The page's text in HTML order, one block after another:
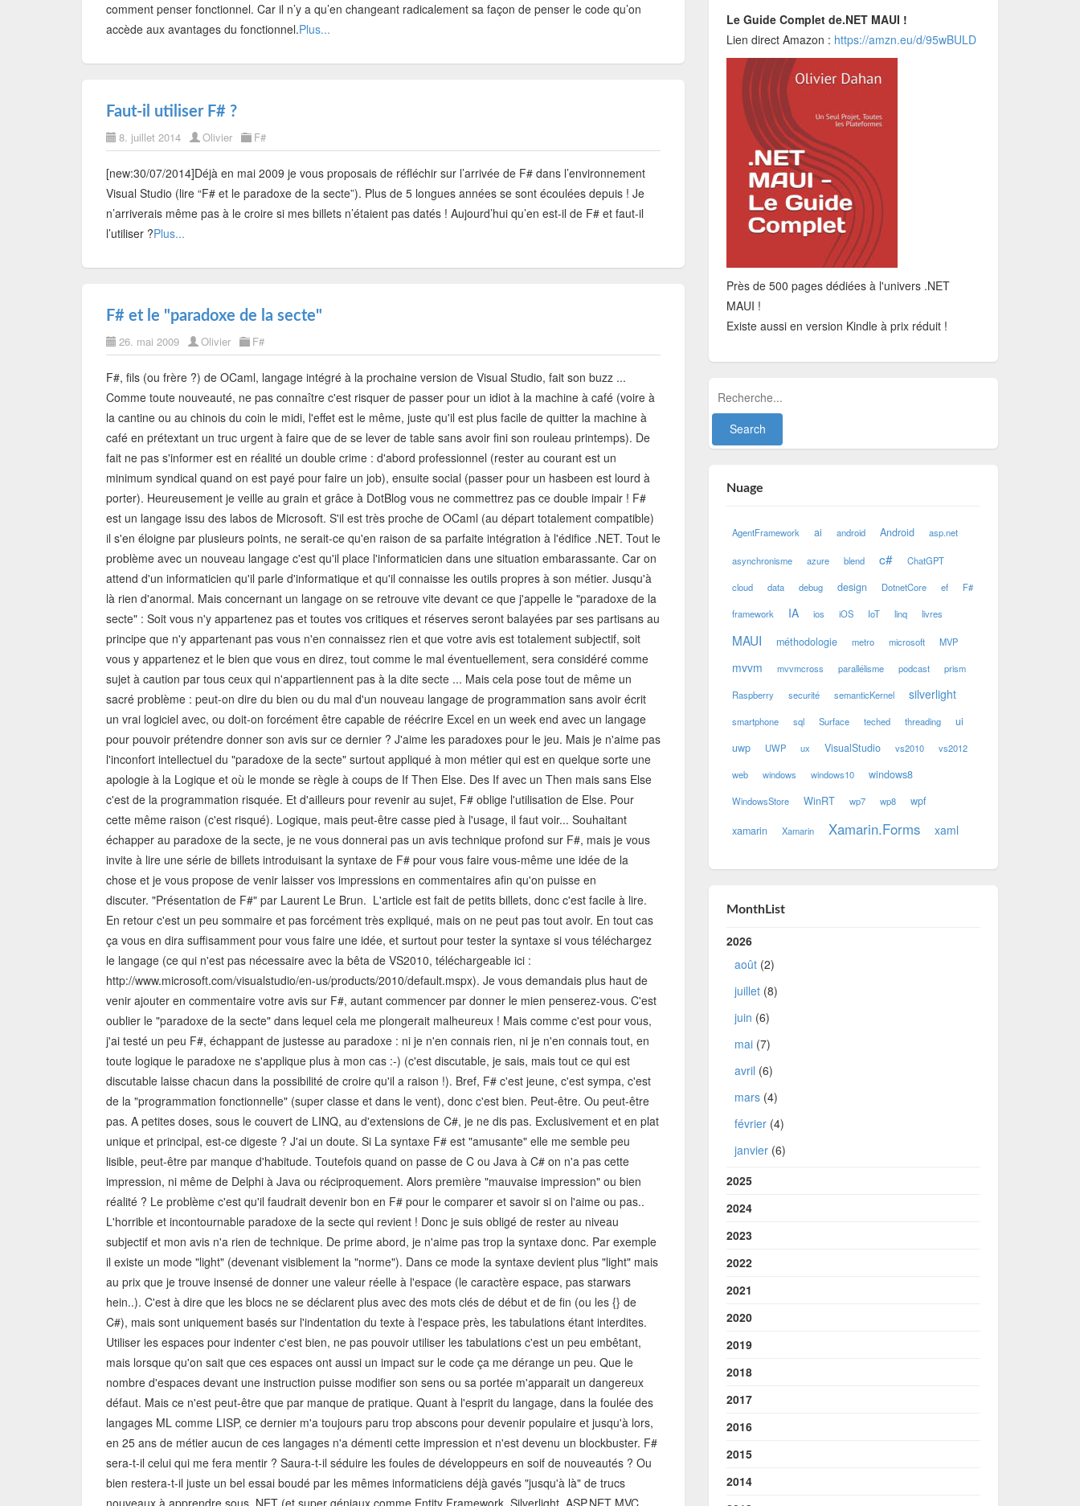
comment penser fonctionnel. Car il n’y a qu’en changeant radicalement sa façon de penser le code qu’on
accède aux avantages du fonctionnel.Plus...
Faut-il utiliser F# ?
8. juillet 2014 Olivier F#
[new:30/07/2014]Déjà en mai 2009 je vous proposais de réfléchir sur l’arrivée de F# dans l’environnement
Visual Studio (lire “F# et le paradoxe de la secte”). Plus de 5 longues années se sont écoulées depuis ! Je
n’arriverais même pas à le croire si mes billets n’étaient pas datés ! Aujourd’hui qu’en est-il de F# et faut-il
l’utiliser ?Plus...
F# et le "paradoxe de la secte"
26. mai 2009 Olivier F#
F#, fils (ou frère ?) de OCaml, langage intégré à la prochaine version de Visual Studio, fait son buzz ...
Comme toute nouveauté, ne pas connaître c'est risquer de passer pour un idiot à la machine à café (voire à
la cantine ou au chinois du coin le midi, l'effet est le même, juste qu'il est plus facile de quitter la machine à
café en prétextant un truc urgent à faire que de se lever de table sans avoir fini son rouleau printemps). De
fait ne pas s'informer est en réalité un double crime : d'abord professionnel (rester au courant est un
minimum syndical quand on est payé pour faire un job), ensuite social (passer pour un hasbeen est lourd à
porter). Heureusement je veille au grain et grâce à DotBlog vous ne commettrez pas ce double impair ! F#
est un langage issu des labos de Microsoft. S'il est très proche de OCaml (au départ totalement compatible)
il s'en éloigne par plusieurs points, ne serait-ce qu'en raison de sa parfaite intégration à l'édifice .NET. Tout le
problème avec un nouveau langage c'est qu'il place l'informaticien dans une situation embarassante. Car on
attend d'un informaticien qu'il parle d'informatique et qu'il connaisse les outils propres à son métier. Jusqu'à
là rien d'anormal. Mais concernant un langage on se retrouve vite devant ce que j'appelle le "paradoxe de la
secte" : Soit vous n'y appartenez pas et toutes vos critiques et réserves seront balayées par ses partisans au
principe que n'y appartenant pas vous n'en connaissez rien et que votre avis est totalement subjectif, soit
vous y appartenez et le bien que vous en direz, tout comme le mal éventuellement, sera considéré comme
sujet à caution par tous ceux qui n'appartiennent pas à la dite secte ... Mais cela pose tout de même un
sacré problème : peut-on dire du bien ou du mal d'un nouveau langage de programmation sans avoir écrit
un vrai logiciel avec, ou doit-on forcément être capable de réécrire Excel en un week end avec un langage
pour pouvoir prétendre donner son avis sur ce dernier ? J'aime les paradoxes pour le jeu. Mais je n'aime pas
l'inconfort intellectuel du "paradoxe de la secte" surtout appliqué à mon métier qui est en quelque sorte une
apologie à la Logique et où le monde se règle à coups de If Then Else. Des If avec un Then mais sans Else
c'est de la programmation risquée. Et d'ailleurs pour revenir au sujet, F# oblige l'utilisation de Else. Pour
cette même raison (c'est risqué). Logique, mais peut-être casse pied à l'usage, il faut voir... Souhaitant
échapper au paradoxe de la secte, je ne vous donnerai pas un avis technique profond sur F#, mais je vous
invite à lire une série de billets introduisant la syntaxe de F# pour vous faire vous-même une idée de la
chose et je vous propose de venir laisser vos impressions en commentaires afin qu'on puisse en
discuter. "Présentation de F#" par Laurent Le Brun. L'article est fait de petits billets, donc c'est facile à lire.
En retour c'est un peu sommaire et pas forcément très expliqué, mais on ne peut pas tout avoir. En tout cas
ça vous en dira suffisamment pour vous faire une idée, et surtout pour tester la syntaxe si vous téléchargez
le langage (ce qui n'est pas nécessaire avec la bêta de VS2010, téléchargeable ici :
http://www.microsoft.com/visualstudio/en-us/products/2010/default.mspx). Je vous demandais plus haut de
venir ajouter en commentaire votre avis sur F#, autant commencer par donner le mien penserez-vous. C'est
oublier le "paradoxe de la secte" dans lequel cela me plongerait malheureux ! Mais comme c'est pour vous,
j'ai testé un peu F#, échappant de justesse au paradoxe : ni je n'en connais rien, ni je n'en connais tout, en
toute logique le paradoxe ne s'applique plus à mon cas :-) (c'est discutable, je sais, mais tout ce qui est
discutable laisse chacun dans la possibilité de croire qu'il a raison !). Bref, F# c'est jeune, c'est sympa, c'est
de la "programmation fonctionnelle" (super classe et dans le vent), donc c'est bien. Peut-être. Ou peut-être
pas. A petites doses, sous le couvert de LINQ, au d'extensions de C#, je ne dis pas. Exclusivement et en plat
unique et principal, est-ce digeste ? J'ai un doute. Si La syntaxe F# est "amusante" elle me semble peu
lisible, peut-être par manque d'habitude. Toutefois quand on passe de C ou Java à C# on n'a pas cette
impression, ni même de Delphi à Java ou réciproquement. Alors première "mauvaise impression" ou bien
réalité ? Le problème c'est qu'il faudrait devenir bon en F# pour le comparer et savoir si on l'aime ou pas..
L'horrible et incontournable paradoxe de la secte qui revient ! Donc je suis obligé de rester au niveau
subjectif et mon avis n'a rien de technique. De prime abord, je n'aime pas trop la syntaxe donc. Par exemple
il existe un mode "light" (devenant visiblement la "norme"). Dans ce mode la syntaxe devient plus "light" mais
au prix que je trouve insensé de donner une valeur réelle à l'espace (le caractère espace, pas starwars
hein..). C'est à dire que les blocs ne se déclarent plus avec des mots clés de début et de fin (ou les {} de
C#), mais sont uniquement basés sur l'indentation du texte à l'espace près, les tabulations étant interdites.
Utiliser les espaces pour indenter c'est bien, ne pas pouvoir utiliser les tabulations c'est un peu embêtant,
mais lorsque qu'on sait que ces espaces ont aussi un impact sur le code ça me dérange un peu. Que le
nombre d'espaces devant une instruction puisse modifier son sens ou sa portée m'apparait un dangereux
défaut. Mais ce n'est peut-être que par manque de pratique. Quant à l'esprit du langage, dans la foulée des
langages ML comme LISP, ce dernier m'a toujours paru trop abscons pour devenir populaire et jusqu'à lors,
en 25 ans de métier aucun de ces langages n'a démenti cette impression et n'est devenu un blockbuster. F#
sera-t-il celui qui me fera mentir ? Saura-t-il séduire les foules de développeurs en soif de nouveautés ? Ou
bien restera-t-il juste un bel essai boudé par les mêmes informaticiens déjà gavés "jusqu'à là" de trucs
nouveaux à apprendre sous .NET (et super géniaux comme Entity Framework, Silverlight, ASP.NET MVC,
Le Guide Complet de.NET MAUI !
Lien direct Amazon : https://amzn.eu/d/95wBULD
Près de 500 pages dédiées à l'univers .NET
MAUI !
Existe aussi en version Kindle à prix réduit !
Nuage
AgentFramework ai android Android asp.net
asynchronisme azure blend c# ChatGPT
cloud data debug design DotnetCore ef F#
framework IA ios iOS IoT linq livres
MAUI méthodologie metro microsoft MVP
mvvm mvvmcross parallélisme podcast prism
Raspberry securité semanticKernel silverlight
smartphone sql Surface teched threading
ui
uwp
UWP ux VisualStudio vs2010 vs2012
web windows windows10 windows8
WindowsStore WinRT wp7 wp8 wpf
xamarin Xamarin Xamarin.Forms xaml
MonthList
2026
août(2)
juillet(8)
juin (6)
mai(7)
avril (6)
mars(4)
février(4)
janvier(6)
2025
2024
2023
2022
2021
2020
2019
2018
2017
2016
2015
2014